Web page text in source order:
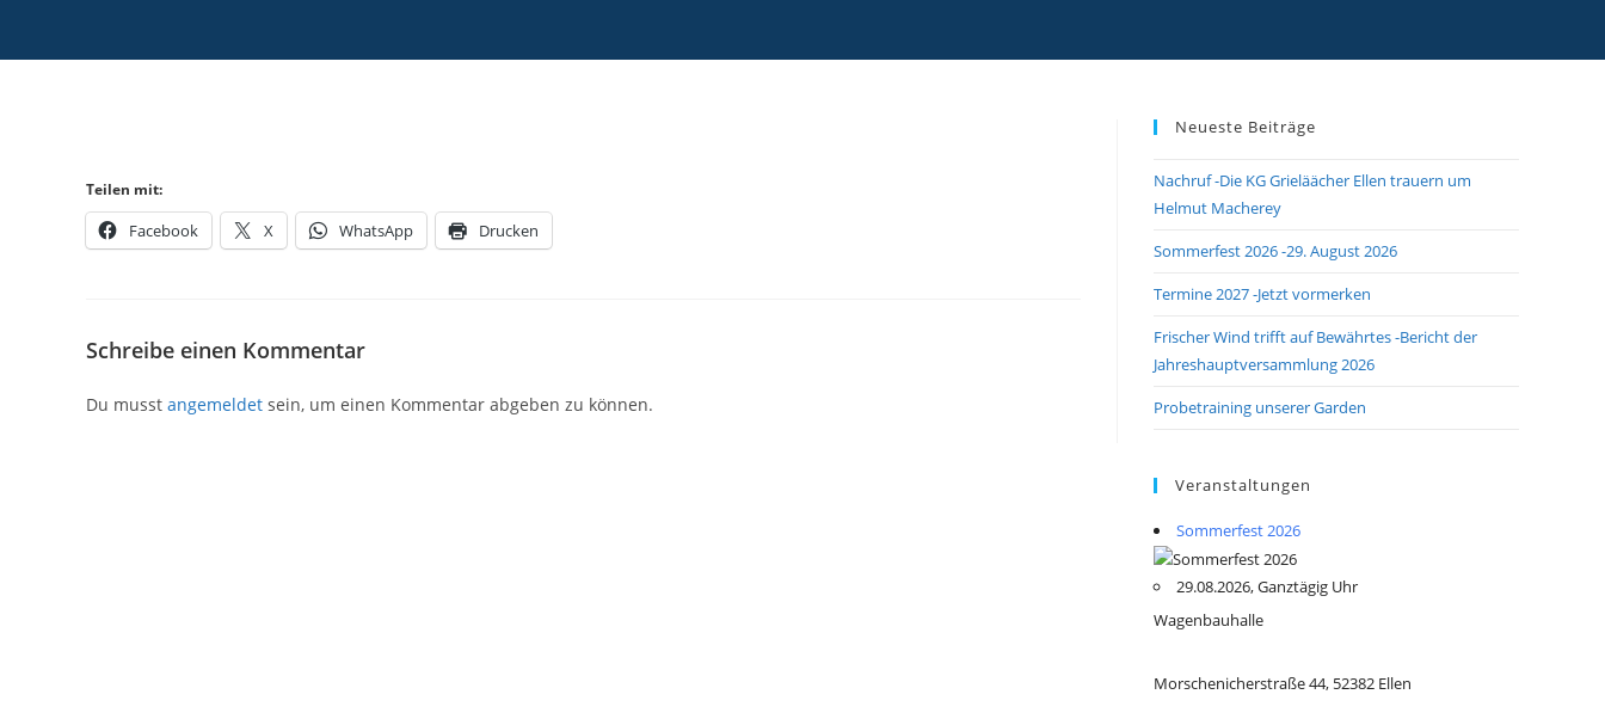
Teilen mit:
Facebook X WhatsApp Drucken
Schreibe einen Kommentar
Du musst angemeldet sein, um einen Kommentar abgeben zu können.
Neueste Beiträge
Nachruf -Die KG Grieläächer Ellen trauern um
Helmut Macherey
Sommerfest 2026 -29. August 2026
Termine 2027 -Jetzt vormerken
Frischer Wind trifft auf Bewährtes -Bericht der
Jahreshauptversammlung 2026
Probetraining unserer Garden
Veranstaltungen
Sommerfest 2026
29.08.2026, Ganztägig Uhr
Wagenbauhalle
Morschenicherstraße 44, 52382 Ellen